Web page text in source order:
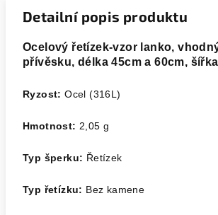
Detailní popis produktu
Ocelový řetízek-vzor lanko,
přívěsku, délka 45cm a 60cm,
Ryzost:Ocel (316L)
Hmotnost: 2,05 g
Typ šperku: Řetízek
Typ řetízku: Bez kamene